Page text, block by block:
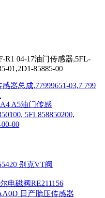
R1 04-17油门传感器,5FL-
01,2D1-85885-00
器总成,77999651-03,7 799
A4 A5油门传感
5FL858850200,
00
别克VT阀
电磁阀RE211156
日产胎压传感器